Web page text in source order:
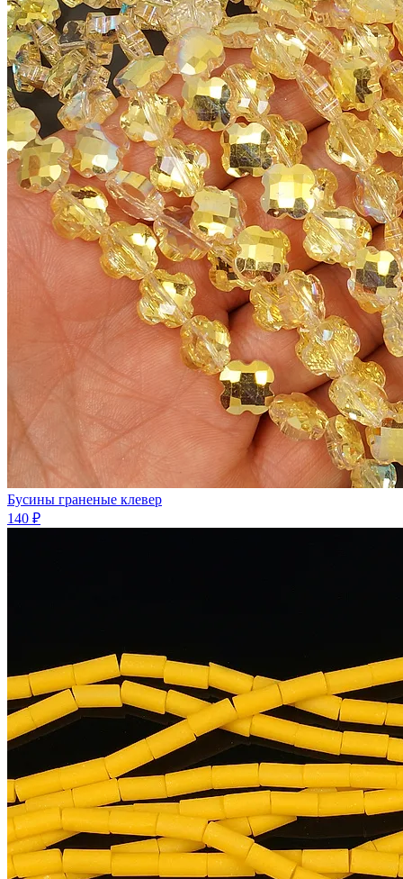
Бусины граненые клевер
140 ₽